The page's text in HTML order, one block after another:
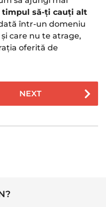
timpul să-ți cauți alt
într-un domeniu
care nu te atrage,
oferită de
NEXT